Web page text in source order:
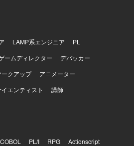
LAMP系エンジニア
PL
ームディレクター
デバッカー
ークアップ
アニメーター
エンティスト 講師
COBOL PL/I RPG Actionscript